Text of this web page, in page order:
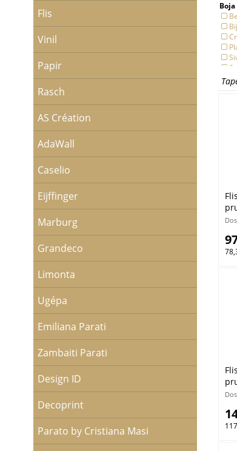
Boja
Flis
Vinil
Papir
Rasch
AS Création
AdaWall
Caselio
Eijffinger
Marburg
Grandeco
Limonta
Ugépa
Emiliana Parati
Zambaiti Parati
Design ID
Decoprint
Parato by Cristiana Masi